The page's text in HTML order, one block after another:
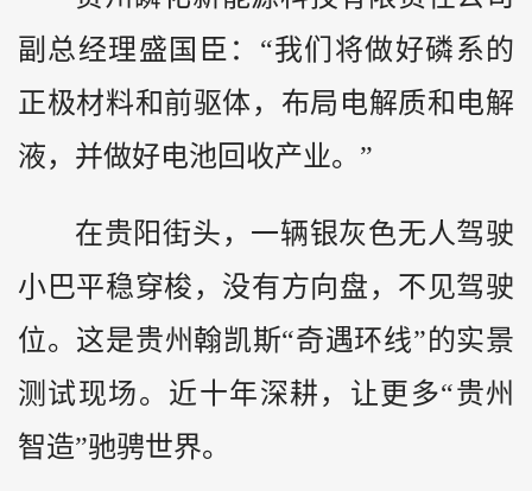
副总经理盛国臣：“我们将做好磷系的
正极材料和前驱体，布局电解质和电解
液，并做好电池回收产业。”
在贵阳街头，一辆银灰色无人驾驶
小巴平稳穿梭，没有方向盘，不见驾驶
位。这是贵州翰凯斯“奇遇环线”的实景
测试现场。近十年深耕，让更多“贵州
智造”驰骋世界。